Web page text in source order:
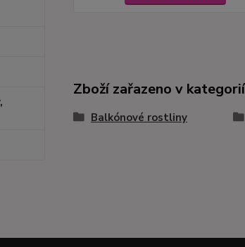
Zboží zařazeno v
Balkónové rostliny